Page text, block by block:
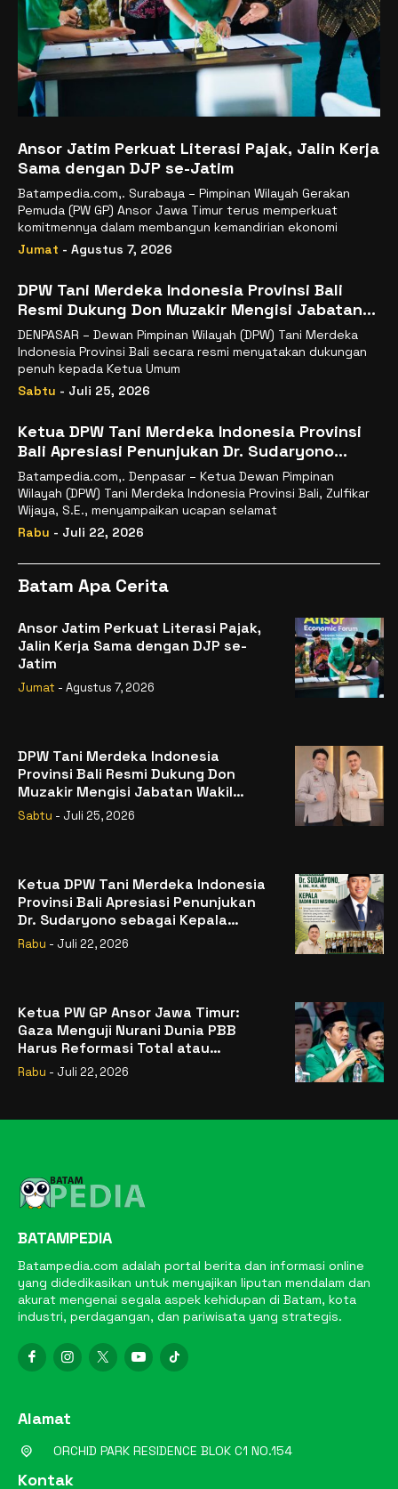
Ansor Jatim Perkuat Literasi Pajak, Jalin Kerja
Sama dengan DJP se-Jatim
Batampedia.com,. Surabaya – Pimpinan Wilayah Gerakan
Pemuda (PW GP) Ansor Jawa Timur terus memperkuat
komitmennya dalam membangun kemandirian ekonomi
Jumat - Agustus 7, 2026
DPW Tani Merdeka Indonesia Provinsi Bali
Resmi Dukung Don Muzakir Mengisi Jabatan
Wakil Menteri Pertanian RI
DENPASAR – Dewan Pimpinan Wilayah (DPW) Tani Merdeka
Indonesia Provinsi Bali secara resmi menyatakan dukungan
penuh kepada Ketua Umum
Sabtu - Juli 25, 2026
Ketua DPW Tani Merdeka Indonesia Provinsi
Bali Apresiasi Penunjukan Dr. Sudaryono
sebagai Kepala Badan Gizi Nasional
Batampedia.com,. Denpasar – Ketua Dewan Pimpinan
Wilayah (DPW) Tani Merdeka Indonesia Provinsi Bali, Zulfikar
Wijaya, S.E., menyampaikan ucapan selamat
Rabu - Juli 22, 2026
Batam Apa Cerita
Ansor Jatim Perkuat Literasi Pajak,
Jalin Kerja Sama dengan DJP se-
Jatim
Jumat - Agustus 7, 2026
DPW Tani Merdeka Indonesia
Provinsi Bali Resmi Dukung Don
Muzakir Mengisi Jabatan Wakil
Menteri Pertanian RI
Sabtu - Juli 25, 2026
Ketua DPW Tani Merdeka Indonesia
Provinsi Bali Apresiasi Penunjukan
Dr. Sudaryono sebagai Kepala
Badan Gizi Nasional
Rabu - Juli 22, 2026
Ketua PW GP Ansor Jawa Timur:
Gaza Menguji Nurani Dunia PBB
Harus Reformasi Total atau
Kehilangan Legitimasi
Rabu - Juli 22, 2026
BATAMPEDIA
Batampedia.com adalah portal berita dan informasi online
yang didedikasikan untuk menyajikan liputan mendalam dan
akurat mengenai segala aspek kehidupan di Batam, kota
industri, perdagangan, dan pariwisata yang strategis.
Alamat
ORCHID PARK RESIDENCE BLOK C1 NO.154
Kontak